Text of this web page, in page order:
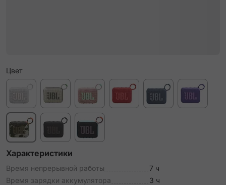
Цвет
Характеристики
Время непрерывной работы
7 ч
Время зарядки аккумулятора
3 ч